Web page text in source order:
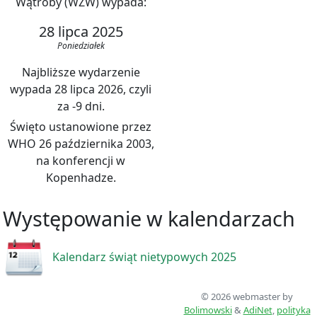
28 lipca 2025
Poniedziałek
Najbliższe wydarzenie
wypada 28 lipca 2026, czyli
za -9 dni.
Święto ustanowione przez
WHO 26 października 2003,
na konferencji w
Kopenhadze.
Występowanie w kalendarzach
Kalendarz świąt nietypowych 2025
© 2026 webmaster by
Bolimowski& AdiNet, polityka